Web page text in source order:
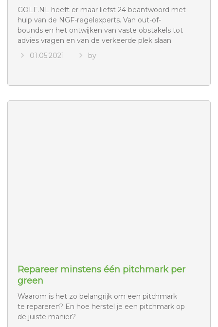
GOLF.NL heeft er maar liefst 24 beantwoord met
hulp van de NGF-regelexperts. Van out-of-
bounds en het ontwijken van vaste obstakels tot
advies vragen en van de verkeerde plek slaan.
01.05.2021
by
Repareer minstens één pitchmark per
green
Waarom is het zo belangrijk om een pitchmark
te repareren? En hoe herstel je een pitchmark op
de juiste manier?